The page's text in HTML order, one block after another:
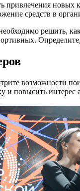
привлечения
средств в
решить,
возможности
и повысить интерес